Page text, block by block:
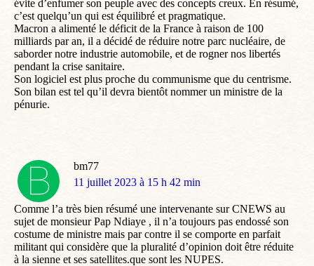
évite d’enfumer son peuple avec des concepts creux. En résumé,
c’est quelqu’un qui est équilibré et pragmatique.
Macron a alimenté le déficit de la France à raison de 100
milliards par an, il a décidé de réduire notre parc nucléaire, de
saborder notre industrie automobile, et de rogner nos libertés
pendant la crise sanitaire.
Son logiciel est plus proche du communisme que du centrisme.
Son bilan est tel qu’il devra bientôt nommer un ministre de la
pénurie.
bm77
dit
11 juillet 2023 à 15 h 42 min
Comme l’a très bien résumé une intervenante sur CNEWS au
sujet de monsieur Pap Ndiaye , il n’a toujours pas endossé son
costume de ministre mais par contre il se comporte en parfait
militant qui considère que la pluralité d’opinion doit être réduite
à la sienne et ses satellites.que sont les NUPES.